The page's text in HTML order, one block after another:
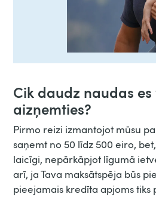
Cik daudz naudas
aizņemties?
Pirmo reizi izmantojot mūsu
saņemt no 50 līdz 500 eiro,
laicīgi, nepārkāpjot līgumā
arī, ja Tava maksātspēja būs
pieejamais kredīta apjoms tiks